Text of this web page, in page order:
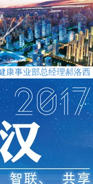
康事业部总经理郝洛